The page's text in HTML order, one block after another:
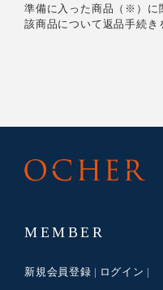
準備に入った商品（※）に
該商品について返品手続き
MEMBER
新規会員登録 ログイン